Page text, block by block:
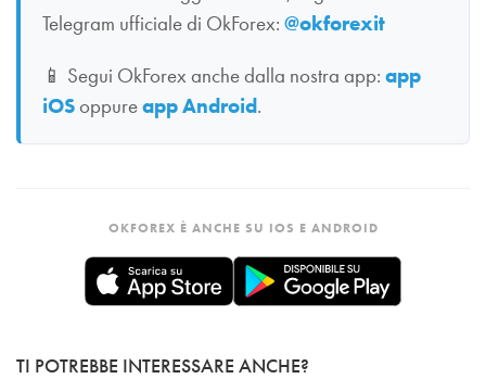
Telegram ufficiale di OkForex: @okforexit
📱 Segui OkForex anche dalla nostra app: app
iOSoppureapp Android.
OKFOREX È ANCHE SU IOS E ANDROID
TI POTREBBE INTERESSARE ANCHE?